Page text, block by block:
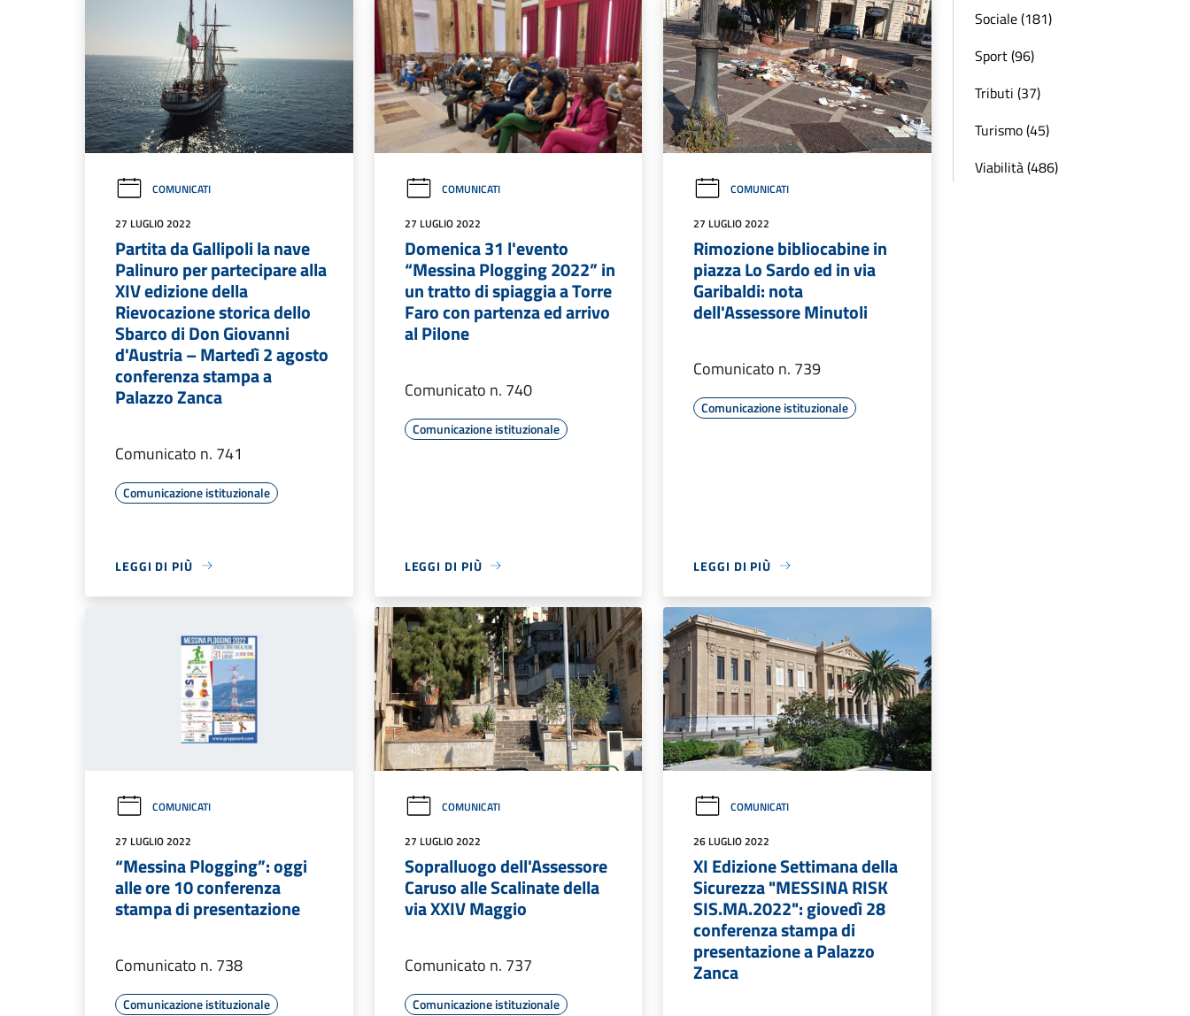
COMUNICATI
27 LUGLIO 2022
Partita da Gallipoli la nave
Palinuro per partecipare alla
XIV edizione della
Rievocazione storica dello
Sbarco di Don Giovanni
d'Austria – Martedì 2 agosto
conferenza stampa a
Palazzo Zanca
Comunicato n. 741
Comunicazione istituzionale
LEGGI DI PIÙ
COMUNICATI
27 LUGLIO 2022
Domenica 31 l'evento
“Messina Plogging 2022” in
un tratto di spiaggia a Torre
Faro con partenza ed arrivo
al Pilone
Comunicato n. 740
Comunicazione istituzionale
LEGGI DI PIÙ
COMUNICATI
27 LUGLIO 2022
Rimozione bibliocabine in
piazza Lo Sardo ed in via
Garibaldi: nota
dell'Assessore Minutoli
Comunicato n. 739
Comunicazione istituzionale
LEGGI DI PIÙ
COMUNICATI
27 LUGLIO 2022
“Messina Plogging”: oggi
alle ore 10 conferenza
stampa di presentazione
Comunicato n. 738
Comunicazione istituzionale
COMUNICATI
27 LUGLIO 2022
Sopralluogo dell'Assessore
Caruso alle Scalinate della
via XXIV Maggio
Comunicato n. 737
Comunicazione istituzionale
COMUNICATI
26 LUGLIO 2022
XI Edizione Settimana della
Sicurezza "MESSINA RISK
SIS.MA.2022": giovedì 28
conferenza stampa di
presentazione a Palazzo
Zanca
Sociale (181)
Sport (96)
Tributi (37)
Turismo (45)
Viabilità (486)